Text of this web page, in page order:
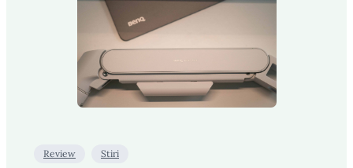
Review Stiri